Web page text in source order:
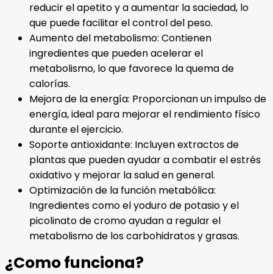
reducir el apetito y a aumentar la saciedad, lo
que puede facilitar el control del peso.
Aumento del metabolismo: Contienen
ingredientes que pueden acelerar el
metabolismo, lo que favorece la quema de
calorías.
Mejora de la energía: Proporcionan un impulso de
energía, ideal para mejorar el rendimiento físico
durante el ejercicio.
Soporte antioxidante: Incluyen extractos de
plantas que pueden ayudar a combatir el estrés
oxidativo y mejorar la salud en general.
Optimización de la función metabólica:
Ingredientes como el yoduro de potasio y el
picolinato de cromo ayudan a regular el
metabolismo de los carbohidratos y grasas.
¿Como funciona?